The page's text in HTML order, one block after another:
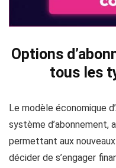
Options
tous les
Le modèle économique
système d’abonnement,
permettant aux
décider de s’engager